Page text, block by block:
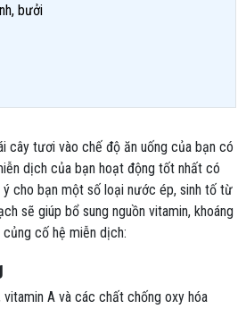
bưởi
cây tươi vào chế độ ăn uống của bạn có
dịch của bạn hoạt động tốt nhất có
ý cho bạn một số loại nước ép, sinh tố từ
sẽ giúp bổ sung nguồn vitamin, khoáng
cố hệ miễn dịch:
vitamin A và các chất chống oxy hóa